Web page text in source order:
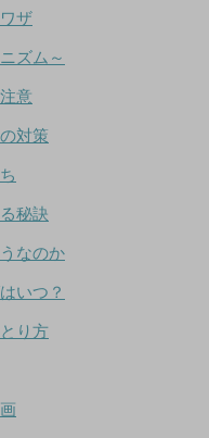
ザ
ズム～
意
対策
秘訣
なのか
いつ？
り方